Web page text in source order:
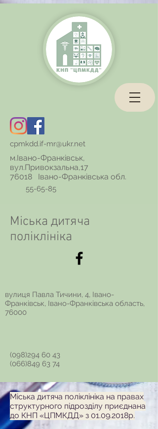
cpmkdd.if-mr@ukr.net
55-65-85
м.Івано-Франківськ,
вул.Привокзальна,17
76018 Івано-Франківська обл.
Міська дитяча
поліклініка
вулиця Павла Тичини, 4, Івано-
Франківськ, Івано-Франківська область,
76000
(098)294 60 43
(066)849 63 74
Міська дитяча поліклініка на правах
структурного підрозділу приєднана
до КНП «ЦПМКДД» з 01.09.2018р.